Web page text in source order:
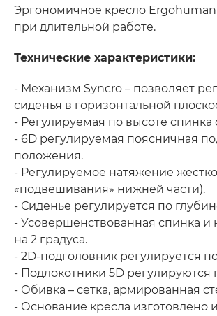
Эргономичное кресло
при длительной работе.
Технические характеристики:
- Механизм Syncro – позволяет
сиденья в горизонтальной
- Регулируемая по высоте
- 6D регулируемая поясничная
положения.
- Регулируемое натяжение
«подвешивания» нижней части).
- Сиденье регулируется по
- Усовершенствованная спинка и
на 2 градуса.
- 2D-подголовник регулируется
- Подлокотники 5D регулируются
- Обивка – сетка, армированная
- Основание кресла изготовлено